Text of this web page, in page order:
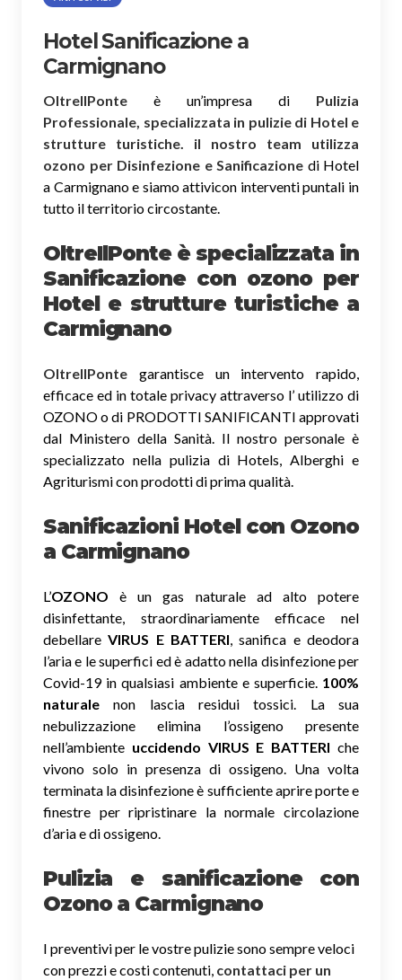
Hotel Sanificazione a
Carmignano
OltreIlPonte è un’impresa di Pulizia
Professionale, specializzata in pulizie di Hotel e
strutture turistiche. il nostro team utilizza
ozono per Disinfezione e Sanificazione di Hotel
a Carmignano e siamo attivicon interventi puntali in
tutto il territorio circostante.
OltreIlPonte è specializzata in
Sanificazione con ozono per
Hotel e strutture turistiche a
Carmignano
OltreIlPonte garantisce un intervento rapido,
efficace ed in totale privacy attraverso l’ utilizzo di
OZONO o di PRODOTTI SANIFICANTI approvati
dal Ministero della Sanità. Il nostro personale è
specializzato nella pulizia di Hotels, Alberghi e
Agriturismi con prodotti di prima qualità.
Sanificazioni Hotel con Ozono
a Carmignano
L’OZONO è un gas naturale ad alto potere
disinfettante, straordinariamente efficace nel
debellareVIRUS E BATTERI, sanifica e deodora
l’aria e le superfici ed è adatto nella disinfezione per
Covid-19 in qualsiasi ambiente e superficie. 100%
naturale non lascia residui tossici. La sua
nebulizzazione elimina l’ossigeno presente
nell’ambiente uccidendo VIRUS E BATTERI che
vivono solo in presenza di ossigeno. Una volta
terminata la disinfezione è sufficiente aprire porte e
finestre per ripristinare la normale circolazione
d’aria e di ossigeno.
Pulizia e sanificazione con
Ozono a Carmignano
I preventivi per le vostre pulizie sono sempre veloci
con prezzi e costi contenuti, contattaci per un